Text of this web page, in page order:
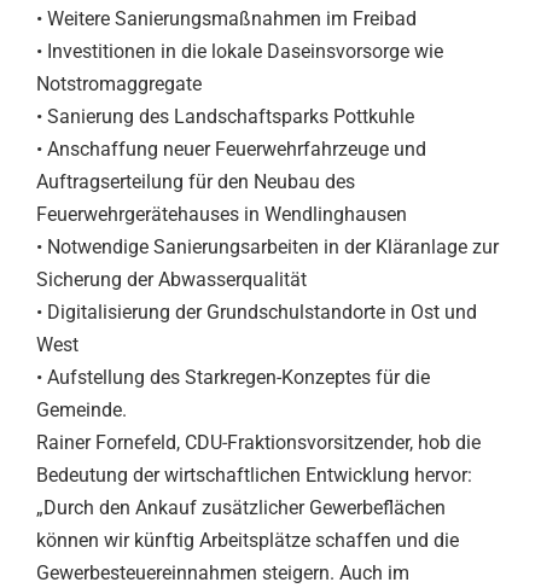
• Weitere Sanierungsmaßnahmen im Freibad
• Investitionen in die lokale Daseinsvorsorge wie
Notstromaggregate
• Sanierung des Landschaftsparks Pottkuhle
• Anschaffung neuer Feuerwehrfahrzeuge und
Auftragserteilung für den Neubau des
Feuerwehrgerätehauses in Wendlinghausen
• Notwendige Sanierungsarbeiten in der Kläranlage zur
Sicherung der Abwasserqualität
• Digitalisierung der Grundschulstandorte in Ost und
West
• Aufstellung des Starkregen-Konzeptes für die
Gemeinde.
Rainer Fornefeld, CDU-Fraktionsvorsitzender, hob die
Bedeutung der wirtschaftlichen Entwicklung hervor:
„Durch den Ankauf zusätzlicher Gewerbeflächen
können wir künftig Arbeitsplätze schaffen und die
Gewerbesteuereinnahmen steigern. Auch im